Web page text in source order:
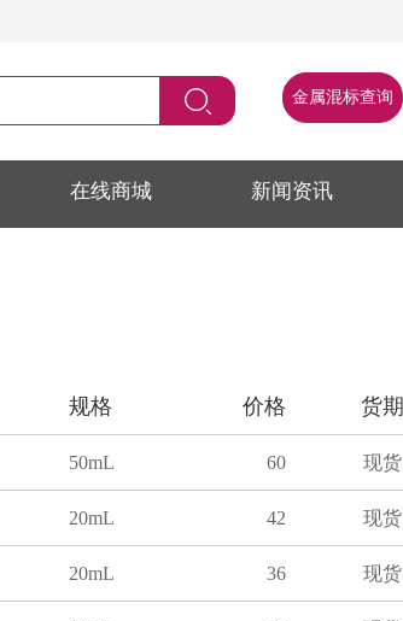
金属混标查询
在线商城 新闻资讯
规格 价格 货期
50mL 60 现货
20mL 42 现货
20mL 36 现货